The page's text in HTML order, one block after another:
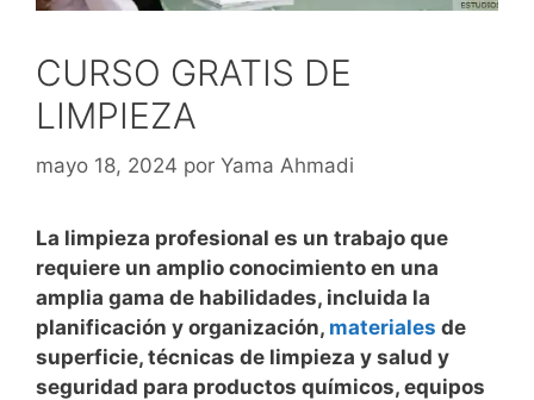
CURSO GRATIS DE
LIMPIEZA
mayo 18, 2024 por Yama Ahmadi
La limpieza profesional es un trabajo que
requiere un amplio conocimiento en una
amplia gama de habilidades, incluida la
planificación y organización, materiales de
superficie, técnicas de limpieza y salud y
seguridad para productos químicos, equipos